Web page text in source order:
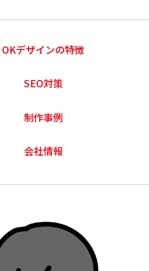
OKデザインの特徴
SEO対策
制作事例
会社情報